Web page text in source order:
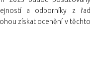
a odborníky z řad
získat ocenění v těchto